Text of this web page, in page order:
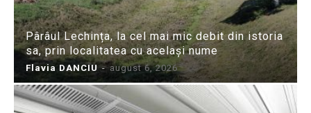
Pârâul Lechința, la cel mai mic debit din istoria
sa, prin localitatea cu același nume
Flavia DANCIU - august 6, 2026